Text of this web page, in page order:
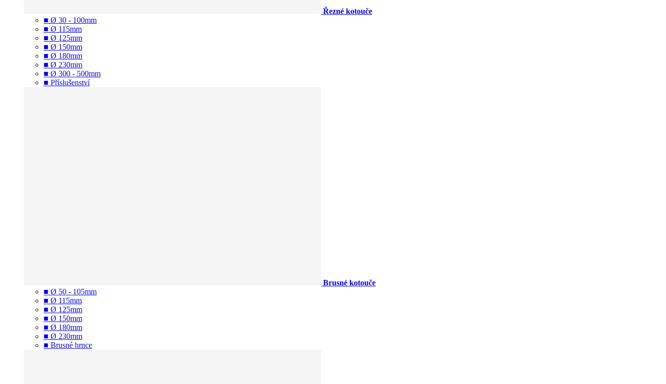
Řezné kotouče
■ Ø 30 - 100mm
■ Ø 115mm
■ Ø 125mm
■ Ø 150mm
■ Ø 180mm
■ Ø 230mm
■ Ø 300 - 500mm
■ Příslušenství
Brusné kotouče
■ Ø 50 - 105mm
■ Ø 115mm
■ Ø 125mm
■ Ø 150mm
■ Ø 180mm
■ Ø 230mm
■ Brusné hrnce